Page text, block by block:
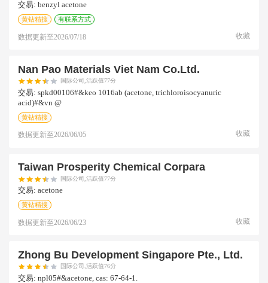
交易: benzyl acetone
黄钻精搜 有联系方式
数据更新至2026/07/18 收藏
Nan Pao Materials Viet Nam Co.ltd.
国际公司,活跃值77分
交易: spkd00106#&keo 1016ab (acetone, trichloroisocyanuric
acid)#&vn @
黄钻精搜
数据更新至2026/06/05 收藏
Taiwan Prosperity Chemical Corpara
国际公司,活跃值77分
交易: acetone
黄钻精搜
数据更新至2026/06/23 收藏
Zhong Bu Development Singapore Pte., Ltd.
国际公司,活跃值76分
交易: npl05#&acetone, cas: 67-64-1.